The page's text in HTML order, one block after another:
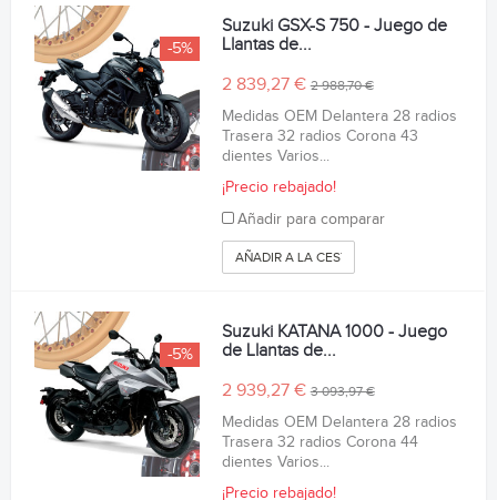
-5%
Suzuki GSX-S 750 - Juego de
Llantas de...
2 839,27 €2 988,70 €
Medidas OEM Delantera 28 radios
Trasera 32 radios Corona 43
dientes Varios...
¡Precio rebajado!
Añadir para comparar
AÑADIR A LA CESTA
-5%
Suzuki KATANA 1000 - Juego
de Llantas de...
2 939,27 €3 093,97 €
Medidas OEM Delantera 28 radios
Trasera 32 radios Corona 44
dientes Varios...
¡Precio rebajado!